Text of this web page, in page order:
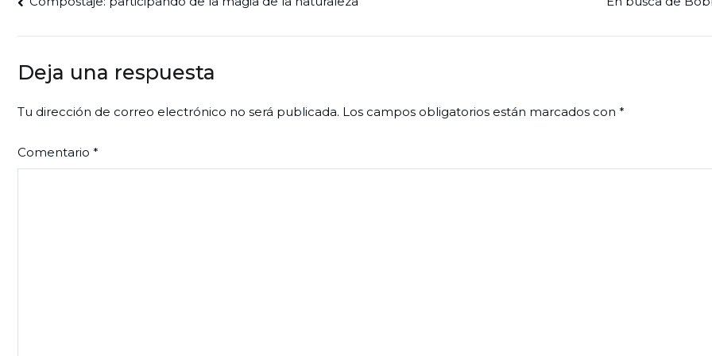
de
entradas
Deja una respuesta
Tu dirección de correo electrónico no será publicada. Los campos obligatorios están marcados con *
Comentario *